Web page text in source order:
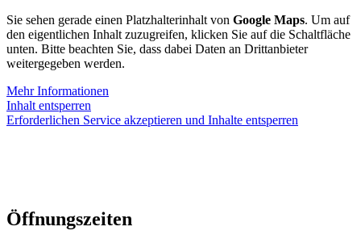
Sie sehen gerade einen Platzhalterinhalt von Google Maps. Um auf
den eigentlichen Inhalt zuzugreifen, klicken Sie auf die Schaltfläche
unten. Bitte beachten Sie, dass dabei Daten an Drittanbieter
weitergegeben werden.
Mehr Informationen
Inhalt entsperren
Erforderlichen Service akzeptieren und Inhalte entsperren
Öffnungszeiten